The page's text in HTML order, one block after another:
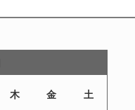
木 金 土